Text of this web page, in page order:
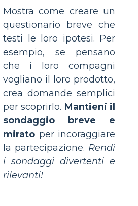
Mostra come creare un
questionario breve che
testi le loro ipotesi. Per
esempio, se pensano
che i loro compagni
vogliano il loro prodotto,
crea domande semplici
per scoprirlo. Mantieni il
sondaggio breve e
mirato per incoraggiare
la partecipazione. Rendi
i sondaggi divertenti e
rilevanti!